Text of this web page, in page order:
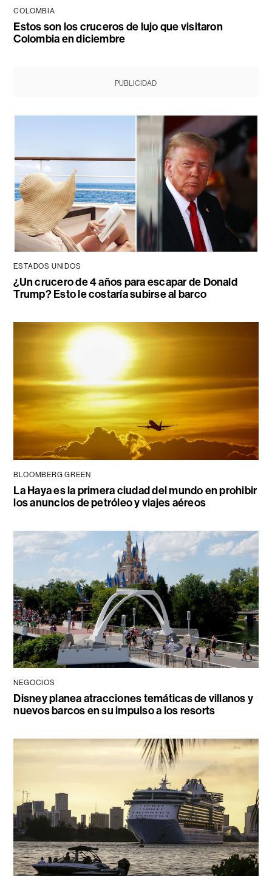
COLOMBIA
Estos son los cruceros de lujo que visitaron
Colombia en diciembre
PUBLICIDAD
ESTADOS UNIDOS
¿Un crucero de 4 años para escapar de Donald
Trump? Esto le costaría subirse al barco
BLOOMBERG GREEN
La Haya es la primera ciudad del mundo en prohibir
los anuncios de petróleo y viajes aéreos
NEGOCIOS
Disney planea atracciones temáticas de villanos y
nuevos barcos en su impulso a los resorts